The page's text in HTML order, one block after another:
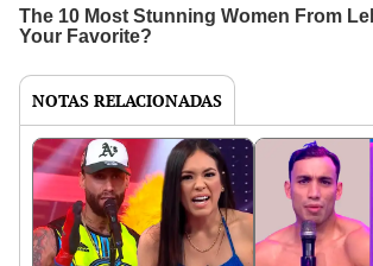
NOTAS RELACIONADAS